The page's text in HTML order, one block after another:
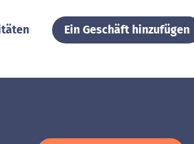
Ein Geschäft hinzufügen